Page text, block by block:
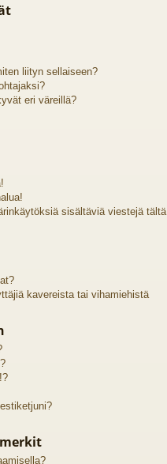
liityn sellaiseen?
eri väreillä?
sisältäviä viestejä tältä
kavereista tai vihamiehistä